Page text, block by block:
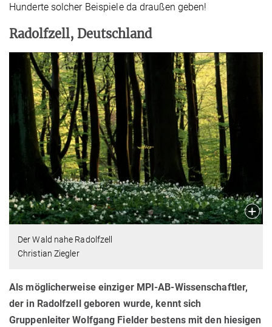
Hunderte solcher Beispiele da draußen geben!
Radolfzell, Deutschland
Der Wald nahe Radolfzell
Christian Ziegler
Als möglicherweise einziger MPI-AB-Wissenschaftler,
der in Radolfzell geboren wurde, kennt sich
Gruppenleiter Wolfgang Fielder bestens mit den hiesigen